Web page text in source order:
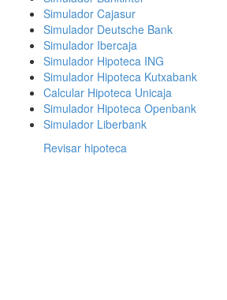
Simulador Cajasur
Simulador Deutsche Bank
Simulador Ibercaja
Simulador Hipoteca ING
Simulador Hipoteca Kutxabank
Calcular Hipoteca Unicaja
Simulador Hipoteca Openbank
Simulador Liberbank
Revisar hipoteca